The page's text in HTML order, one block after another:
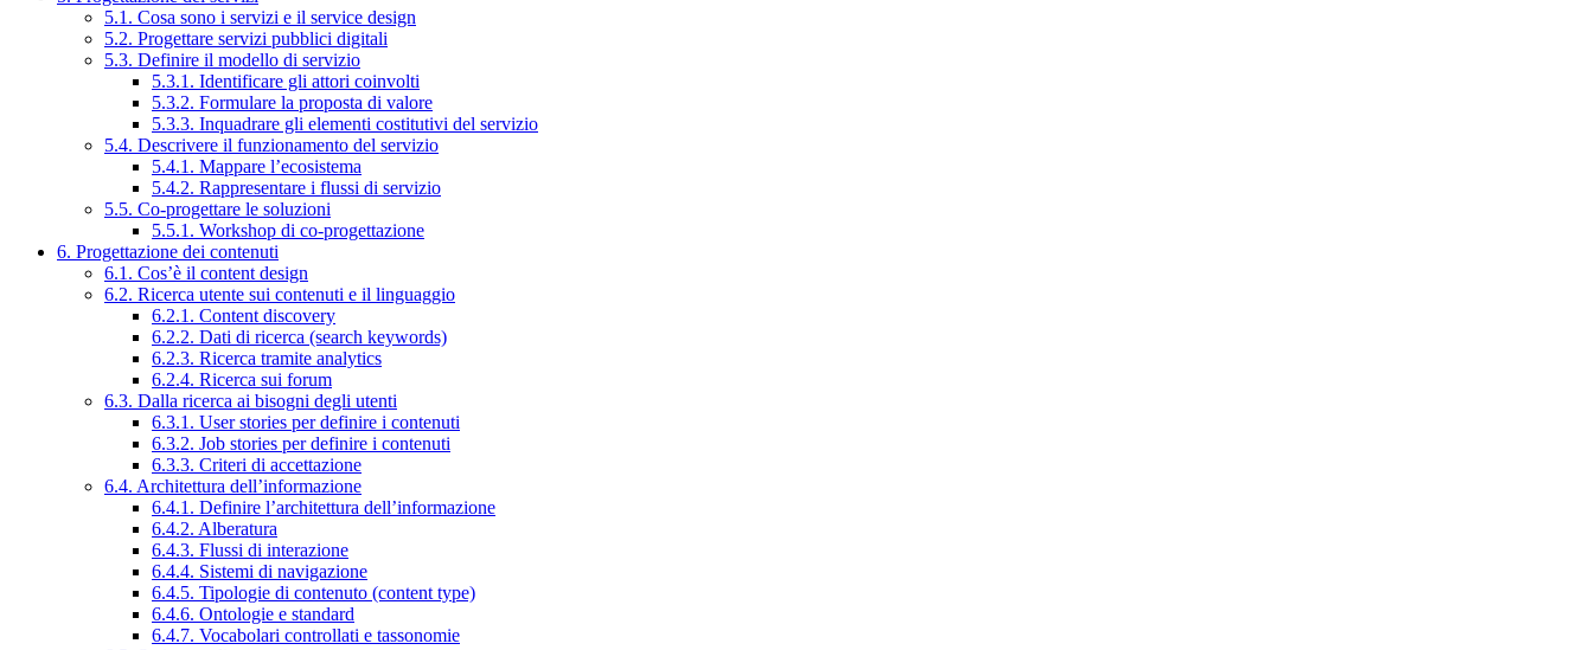
5.1. Cosa sono i servizi e il service design
5.2. Progettare servizi pubblici digitali
5.3. Definire il modello di servizio
5.3.1. Identificare gli attori coinvolti
5.3.2. Formulare la proposta di valore
5.3.3. Inquadrare gli elementi costitutivi del servizio
5.4. Descrivere il funzionamento del servizio
5.4.1. Mappare l’ecosistema
5.4.2. Rappresentare i flussi di servizio
5.5. Co-progettare le soluzioni
5.5.1. Workshop di co-progettazione
6. Progettazione dei contenuti
6.1. Cos’è il content design
6.2. Ricerca utente sui contenuti e il linguaggio
6.2.1. Content discovery
6.2.2. Dati di ricerca (search keywords)
6.2.3. Ricerca tramite analytics
6.2.4. Ricerca sui forum
6.3. Dalla ricerca ai bisogni degli utenti
6.3.1. User stories per definire i contenuti
6.3.2. Job stories per definire i contenuti
6.3.3. Criteri di accettazione
6.4. Architettura dell’informazione
6.4.1. Definire l’architettura dell’informazione
6.4.2. Alberatura
6.4.3. Flussi di interazione
6.4.4. Sistemi di navigazione
6.4.5. Tipologie di contenuto (content type)
6.4.6. Ontologie e standard
6.4.7. Vocabolari controllati e tassonomie